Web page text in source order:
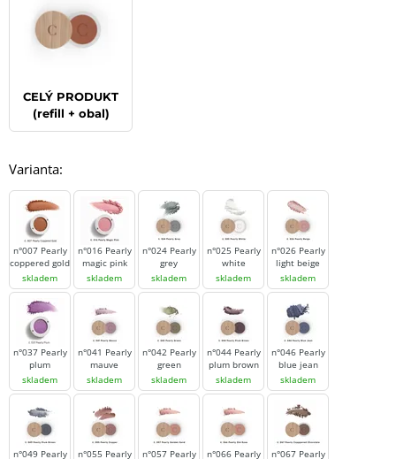
CELÝ PRODUKT
(refill + obal)
Varianta:
n°007 Pearly
coppered gold
skladem
n°016 Pearly
magic pink
skladem
n°024 Pearly
grey
skladem
n°025 Pearly
white
skladem
n°026 Pearly
light beige
skladem
n°037 Pearly
plum
skladem
n°041 Pearly
mauve
skladem
n°042 Pearly
green
skladem
n°044 Pearly
plum brown
skladem
n°046 Pearly
blue jean
skladem
n°049 Pearly
n°055 Pearly
n°057 Pearly
n°066 Pearly
n°067 Pearly